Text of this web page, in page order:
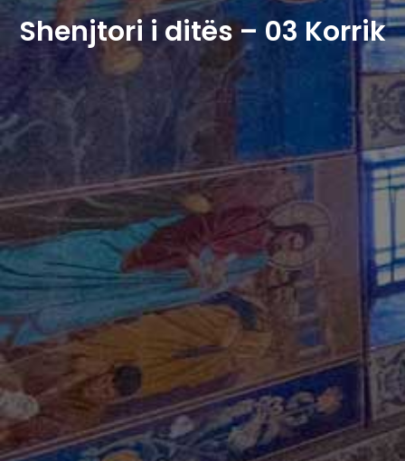
Shenjtori i ditës – 03 Korrik